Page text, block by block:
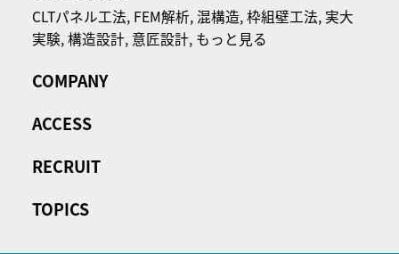
CLTパネル⼯法, FEM解析,混構造,枠組壁工法, 実大
実験,構造設計, 意匠設計, もっと見る
COMPANY
ACCESS
RECRUIT
TOPICS